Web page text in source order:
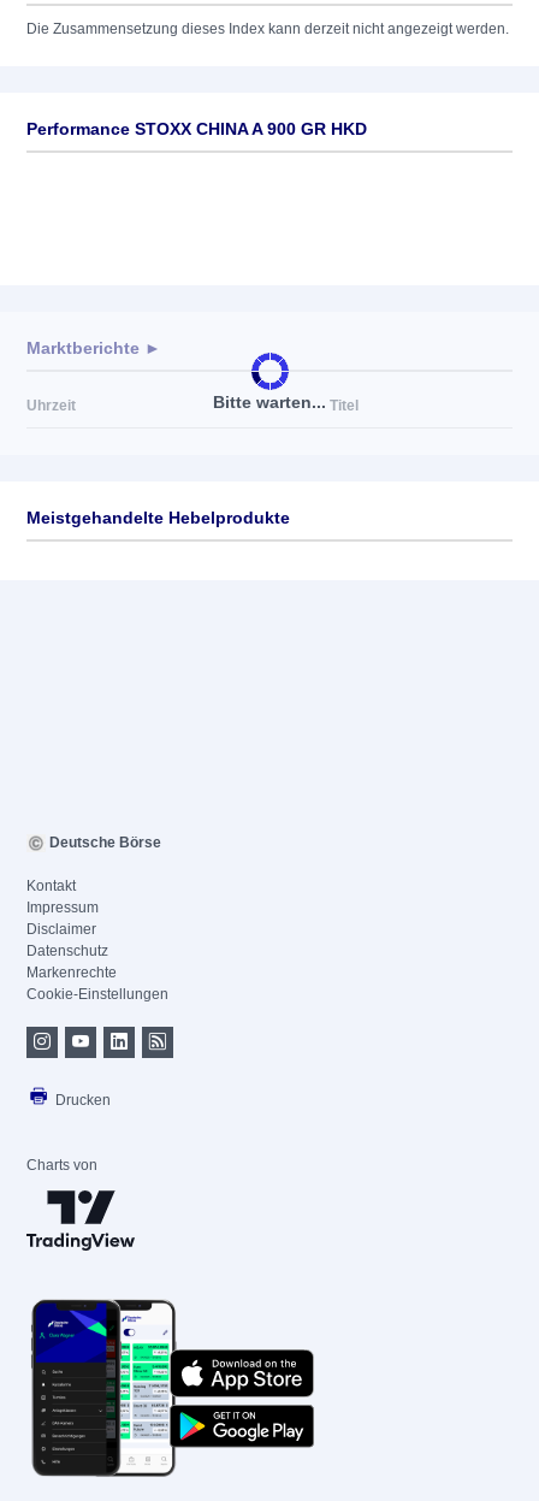
Die Zusammensetzung dieses Index kann derzeit nicht angezeigt werden.
Performance STOXX CHINA A 900 GR HKD
Bitte warten...
Marktberichte ►
Uhrzeit Titel
Meistgehandelte Hebelprodukte
Deutsche Börse
Kontakt
Impressum
Disclaimer
Datenschutz
Markenrechte
Cookie-Einstellungen
Drucken
Charts von